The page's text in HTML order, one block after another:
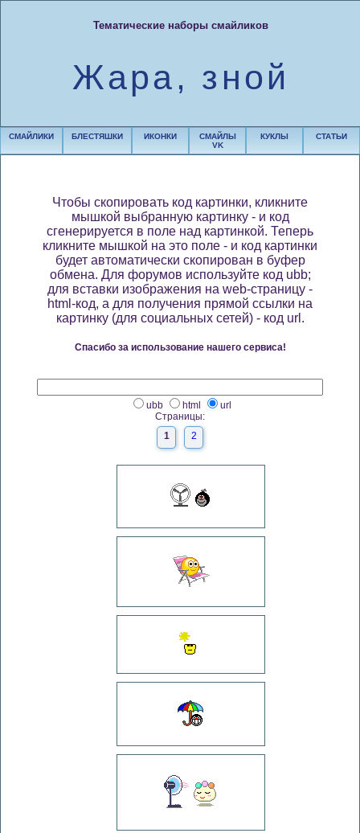
Тематические наборы смайликов
Жара, зной
СМАЙЛИКИ БЛЕСТЯШКИ ИКОНКИ
СМАЙЛЫ
VK
КУКЛЫ СТАТЬИ
Чтобы скопировать код картинки, кликните
мышкой выбранную картинку - и код
сгенерируется в поле над картинкой. Теперь
кликните мышкой на это поле - и код картинки
будет автоматически скопирован в буфер
обмена. Для форумов используйте код ubb;
для вставки изображения на web-страницу -
html-код, а для получения прямой ссылки на
картинку (для социальных сетей) - код url.
Спасибо за использование нашего сервиса!
ubb html
url
Страницы:
1
2